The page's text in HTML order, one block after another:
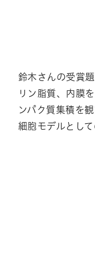
鈴木さんの受賞
リン脂質、内膜
ンパク質集積を
細胞モデルとし